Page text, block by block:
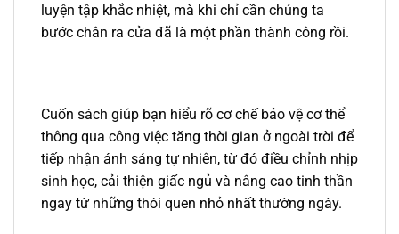
luyện tập khắc nhiệt, mà khi chỉ cần chúng ta
bước chân ra cửa đã là một phần thành công rồi.
Cuốn sách giúp bạn hiểu rõ cơ chế bảo vệ cơ thể
thông qua công việc tăng thời gian ở ngoài trời để
tiếp nhận ánh sáng tự nhiên, từ đó điều chỉnh nhịp
sinh học, cải thiện giấc ngủ và nâng cao tinh thần
ngay từ những thói quen nhỏ nhất thường ngày.